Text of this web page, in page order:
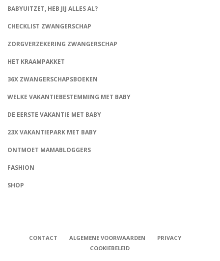
BABYUITZET, HEB JIJ ALLES AL?
CHECKLIST ZWANGERSCHAP
ZORGVERZEKERING ZWANGERSCHAP
HET KRAAMPAKKET
36X ZWANGERSCHAPSBOEKEN
WELKE VAKANTIEBESTEMMING MET BABY
DE EERSTE VAKANTIE MET BABY
23X VAKANTIEPARK MET BABY
ONTMOET MAMABLOGGERS
FASHION
SHOP
CONTACT ALGEMENE VOORWAARDEN
PRIVACY
COOKIEBELEID